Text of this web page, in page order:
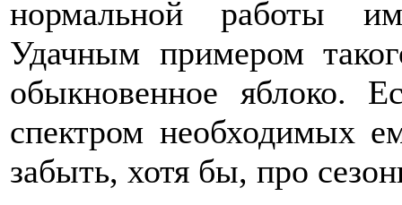
нормальной работы
Удачным примером
обыкновенное яблоко.
спектром необходимых
забыть, хотя бы, про